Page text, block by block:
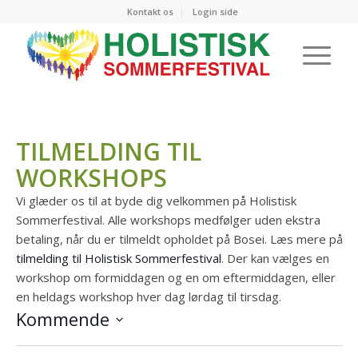
Kontakt os Login side
TILMELDING TIL
WORKSHOPS
Vi glæder os til at byde dig velkommen på Holistisk
Sommerfestival. Alle workshops medfølger uden ekstra
betaling, når du er tilmeldt opholdet på Bosei. Læs mere på
tilmelding til Holistisk Sommerfestival. Der kan vælges en
workshop om formiddagen og en om eftermiddagen, eller
en heldags workshop hver dag lørdag til tirsdag.
Kommende